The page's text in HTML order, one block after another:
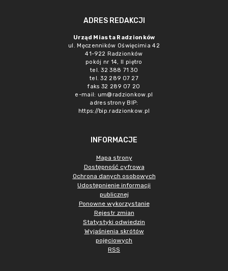
ADRES REDAKCJI
Urząd Miasta Radzionków
ul. Męczenników Oświęcimia 42
41-922 Radzionków
pokój nr 14, II piętro
tel. 32 388 71 30
tel. 32 289 07 27
faks 32 289 07 20
e-mail: um@radzionkow.pl
adres strony BIP:
https://bip.radzionkow.pl
INFORMACJE
Mapa strony
Dostępność cyfrowa
Ochrona danych osobowych
Udostępnienie informacji
publicznej
Ponowne wykorzystanie
Rejestr zmian
Statystyki odwiedzin
Wyjaśnienia skrótów
pojęciowych
RSS